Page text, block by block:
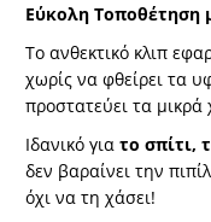
Εύκολη Τοποθέτηση
Το ανθεκτικό κλιπ
χωρίς να φθείρει τα
προστατεύει τα μικρά
Ιδανικό γιατο σπίτι,
δεν βαραίνει την
όχι να τη χάσει!